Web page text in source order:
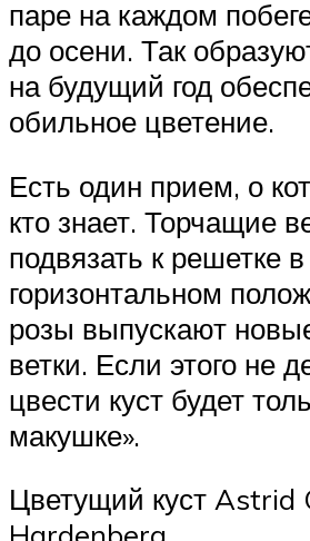
паре на каждом
до осени. Так
на будущий год
обильное цветение.
Есть один прием, о
кто знает. Торчащие
подвязать к решетке в
горизонтальном
розы выпускают
ветки. Если этого не
цвести куст будет
макушке».
Цветущий куст Astrid